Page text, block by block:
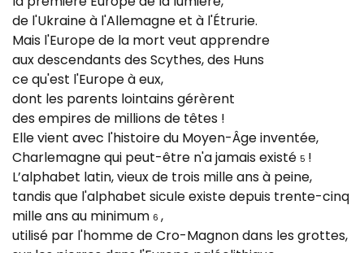
de l'Ukraine à l'Allemagne et à l'Étrurie.
Mais l'Europe de la mort veut apprendre
aux descendants des Scythes, des Huns
ce qu'est l'Europe à eux,
dont les parents lointains gérèrent
des empires de millions de têtes !
Elle vient avec l'histoire du Moyen-Âge inventée,
Charlemagne qui peut-être n'a jamais existé 5 !
L’alphabet latin, vieux de trois mille ans à peine,
tandis que l'alphabet sicule existe depuis trente-cinq
mille ans au minimum 6 ,
utilisé par l'homme de Cro-Magnon dans les grottes,